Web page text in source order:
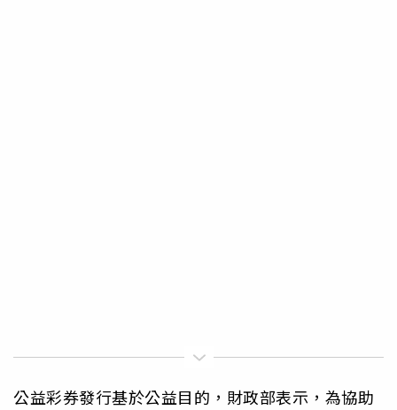
公益彩券發行基於公益目的，財政部表示，為協助